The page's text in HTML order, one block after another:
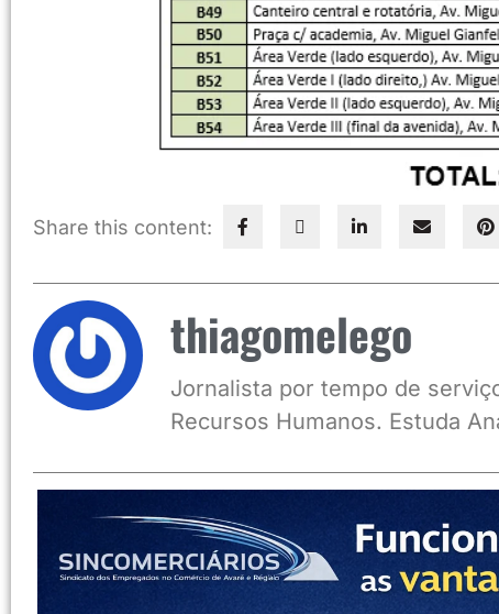
Share this content:
thiagomelego
Jornalista por tempo de
Recursos Humanos. Estuda